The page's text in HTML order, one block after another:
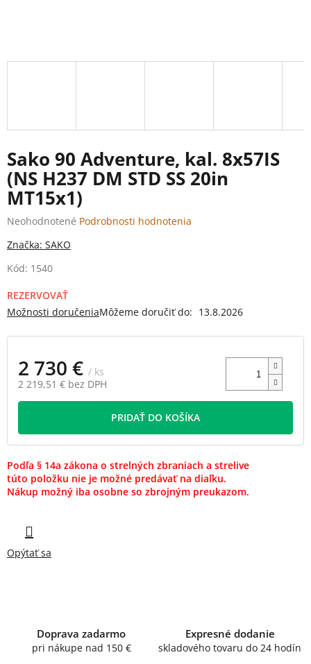
Sako 90 Adventure, kal. 8x57IS
(NS H237 DM STD SS 20in
MT15x1)
Kód: 1540
REZERVOVAŤ
Môžeme doručiť do: 13.8.2026
Možnosti doručenia
2 730 € / ks
2 219,51 € bez DPH
Jednotková
PRIDAŤ DO KOŠÍKA
Podľa § 14a zákona o strelných zbraniach a strelive
túto položku nie je možné predávať na diaľku.
Nákup možný iba osobne so zbrojným preukazom.
Opýtať sa
Priemerné
produktu
0,0
5
hviezdičiek.
Neohodnotené Podrobnosti hodnotenia
Značka: SAKO
Doprava zadarmo
pri nákupe nad 150 €
Expresné dodanie
skladového tovaru do 24 hodín